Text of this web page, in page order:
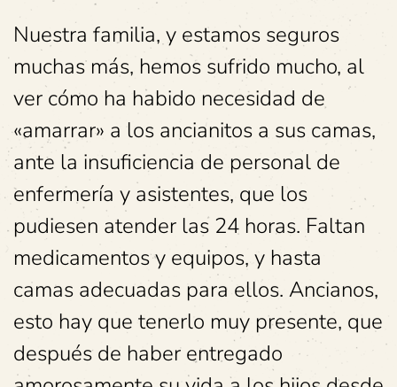
Nuestra familia, y estamos seguros
muchas más, hemos sufrido mucho, al
ver cómo ha habido necesidad de
«amarrar» a los ancianitos a sus camas,
ante la insuficiencia de personal de
enfermería y asistentes, que los
pudiesen atender las 24 horas. Faltan
medicamentos y equipos, y hasta
camas adecuadas para ellos. Ancianos,
esto hay que tenerlo muy presente, que
después de haber entregado